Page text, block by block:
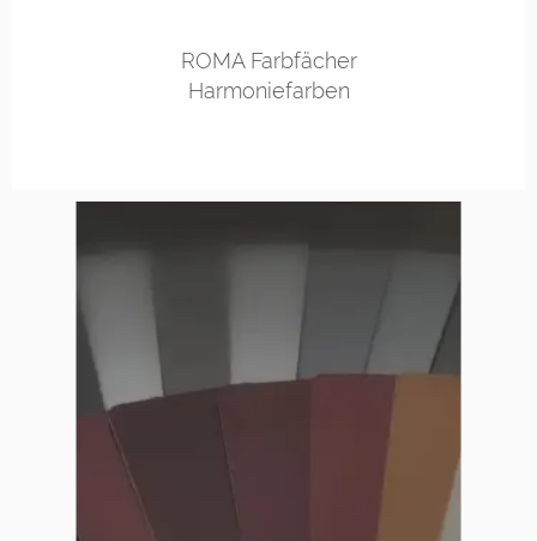
ROMA Farbfächer
Harmoniefarben